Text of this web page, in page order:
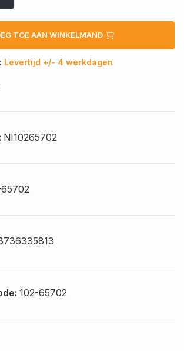
TOE AAN WINKELMAND
Levertijd +/- 4 werkdagen
NI10265702
102-65702